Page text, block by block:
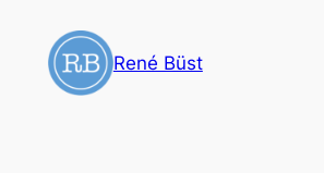
Inhalt
springen
René Büst